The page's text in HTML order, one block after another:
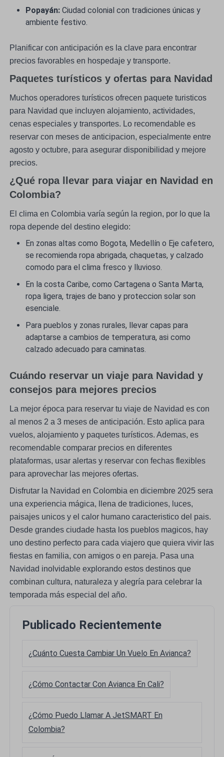
Popayán:Ciudad colonial con tradiciones únicas y
ambiente festivo.
Planificar con anticipación es la clave para encontrar
precios favorables en hospedaje y transporte.
Paquetes turísticos y ofertas para Navidad
Muchos operadores turísticos ofrecen paquete turisticos
para Navidad que incluyen alojamiento, actividades,
cenas especiales y transportes. Lo recomendable es
reservar con meses de anticipacion, especialmente entre
agosto y octubre, para asegurar disponibilidad y mejore
precios.
¿Qué ropa llevar para viajar en Navidad en
Colombia?
El clima en Colombia varía según la region, por lo que la
ropa depende del destino elegido:
En zonas altas como Bogota, Medellín o Eje cafetero,
se recomienda ropa abrigada, chaquetas, y calzado
comodo para el clima fresco y lluvioso.
En la costa Caribe, como Cartagena o Santa Marta,
ropa ligera, trajes de bano y proteccion solar son
esenciale.
Para pueblos y zonas rurales, llevar capas para
adaptarse a cambios de temperatura, asi como
calzado adecuado para caminatas.
Cuándo reservar un viaje para Navidad y
consejos para mejores precios
La mejor época para reservar tu viaje de Navidad es con
al menos 2 a 3 meses de anticipación. Esto aplica para
vuelos, alojamiento y paquetes turísticos. Ademas, es
recomendable comparar precios en diferentes
plataformas, usar alertas y reservar con fechas flexibles
para aprovechar las mejores ofertas.
Disfrutar la Navidad en Colombia en diciembre 2025 sera
una experiencia mágica, llena de tradiciones, luces,
paisajes unicos y el calor humano caracteristico del pais.
Desde grandes ciudade hasta los pueblos magicos, hay
uno destino perfecto para cada viajero que quiera vivir las
fiestas en familia, con amigos o en pareja. Pasa una
Navidad inolvidable explorando estos destinos que
combinan cultura, naturaleza y alegría para celebrar la
temporada más especial del año.
Publicado Recientemente
¿Cuánto Cuesta Cambiar Un Vuelo En Avianca?
¿Cómo Contactar Con Avianca En Cali?
¿Cómo Puedo Llamar A JetSMART En
Colombia?